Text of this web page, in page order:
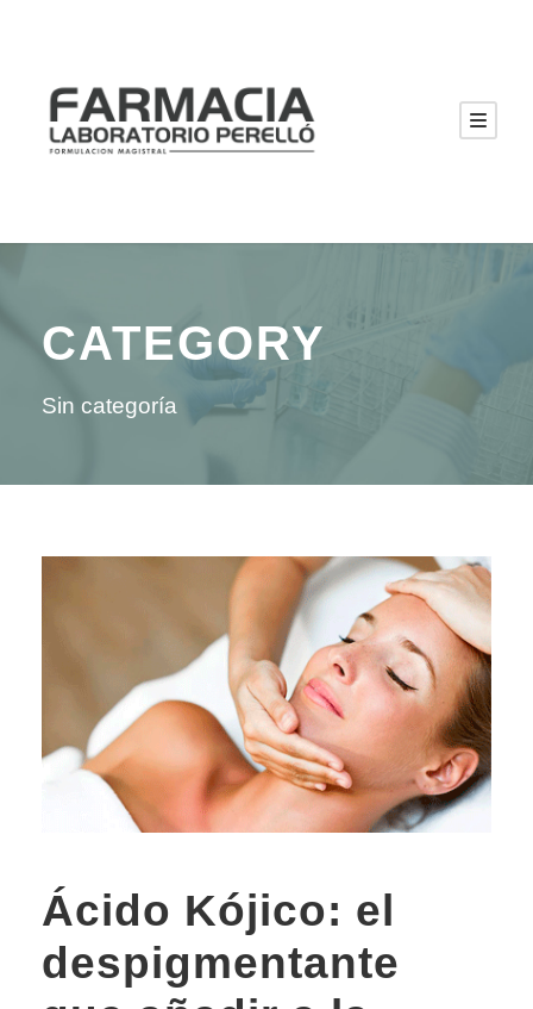
CATEGORY
Sin categoría
Ácido Kójico: el
despigmentante